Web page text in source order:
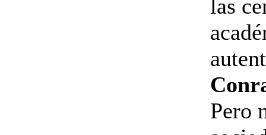
las
Pero